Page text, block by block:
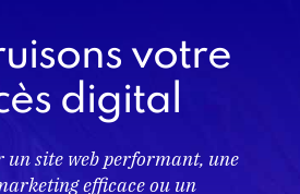
votre
digital
un site web performant, une
efficace ou un